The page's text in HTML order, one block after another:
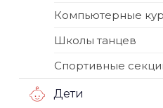
Компьютерные
Школы танцев
Спортивные
Дети